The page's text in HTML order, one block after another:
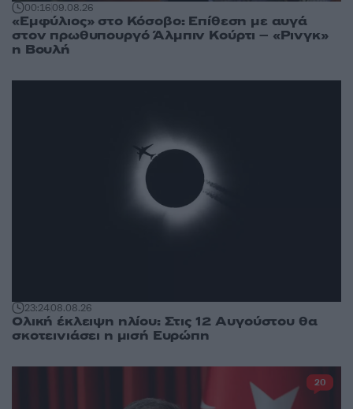
00:1609.08.26
«Εμφύλιος» στο Κόσοβο: Επίθεση με αυγά
στον πρωθυπουργό Άλμπιν Κούρτι – «Ρινγκ»
η Βουλή
23:2408.08.26
Ολική έκλειψη ηλίου: Στις 12 Αυγούστου θα
σκοτεινιάσει η μισή Ευρώπη
20